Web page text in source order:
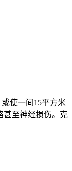
使一间15平方米
甚至神经损伤。克